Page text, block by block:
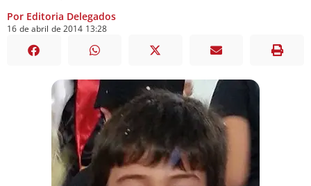
Por Editoria Delegados
16 de abril de 2014 13:28